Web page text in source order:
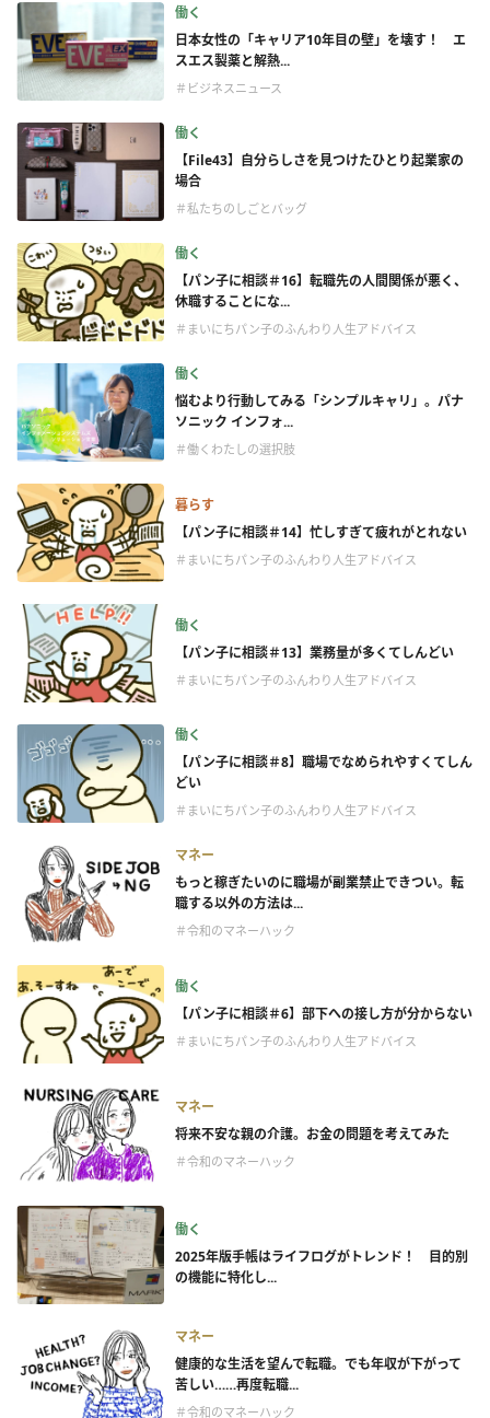
働く
日本女性の「キャリア10年目の壁」を壊す！ エ
スエス製薬と解熱...
＃ビジネスニュース
働く
【File43】自分らしさを見つけたひとり起業家の
場合
＃私たちのしごとバッグ
働く
【パン子に相談＃16】転職先の人間関係が悪く、
休職することにな...
＃まいにちパン子のふんわり人生アドバイス
働く
悩むより行動してみる「シンプルキャリ」。パナ
ソニック インフォ...
＃働くわたしの選択肢
暮らす
【パン子に相談＃14】忙しすぎて疲れがとれない
＃まいにちパン子のふんわり人生アドバイス
働く
【パン子に相談＃13】業務量が多くてしんどい
＃まいにちパン子のふんわり人生アドバイス
働く
【パン子に相談＃8】職場でなめられやすくてしん
どい
＃まいにちパン子のふんわり人生アドバイス
マネー
もっと稼ぎたいのに職場が副業禁止できつい。転
職する以外の方法は...
＃令和のマネーハック
働く
【パン子に相談＃6】部下への接し方が分からない
＃まいにちパン子のふんわり人生アドバイス
マネー
将来不安な親の介護。お金の問題を考えてみた
＃令和のマネーハック
働く
2025年版手帳はライフログがトレンド！ 目的別
の機能に特化し...
マネー
健康的な生活を望んで転職。でも年収が下がって
苦しい……再度転職...
＃令和のマネーハック